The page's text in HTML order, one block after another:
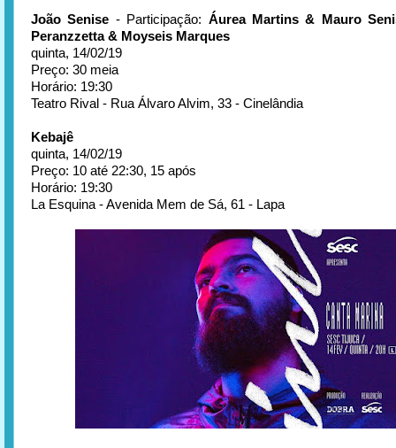
João Senise - Participação: Áurea Martins & Mauro
Peranzzetta & Moyseis Marques
quinta, 14/02/19
Preço: 30 meia
Horário: 19:30
Teatro Rival - Rua Álvaro Alvim, 33 - Cinelândia
Kebajê
quinta, 14/02/19
Preço: 10 até 22:30, 15 após
Horário: 19:30
La Esquina - Avenida Mem de Sá, 61 - Lapa